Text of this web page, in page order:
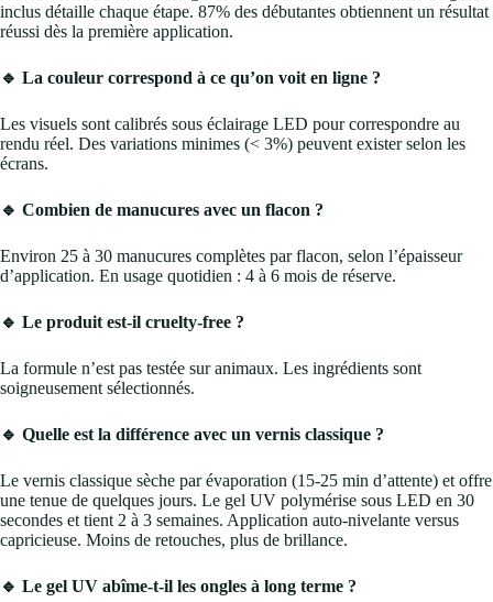
inclus détaille chaque étape. 87% des débutantes obtiennent un résultat
réussi dès la première application.
🔹 La couleur correspond à ce qu’on voit en ligne ?
Les visuels sont calibrés sous éclairage LED pour correspondre au
rendu réel. Des variations minimes (< 3%) peuvent exister selon les
écrans.
🔹 Combien de manucures avec un flacon ?
Environ 25 à 30 manucures complètes par flacon, selon l’épaisseur
d’application. En usage quotidien : 4 à 6 mois de réserve.
🔹 Le produit est-il cruelty-free ?
La formule n’est pas testée sur animaux. Les ingrédients sont
soigneusement sélectionnés.
🔹 Quelle est la différence avec un vernis classique ?
Le vernis classique sèche par évaporation (15-25 min d’attente) et offre
une tenue de quelques jours. Le gel UV polymérise sous LED en 30
secondes et tient 2 à 3 semaines. Application auto-nivelante versus
capricieuse. Moins de retouches, plus de brillance.
🔹 Le gel UV abîme-t-il les ongles à long terme ?